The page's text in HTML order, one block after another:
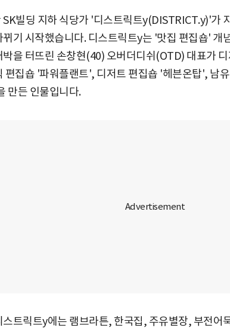
SK빌딩 지하 식당가 '디스트릭트y(DISTRICT.y)'가
뀌기 시작했습니다. 디스트릭트y는 '맛집 편집숍' 개
박을 터뜨린 손창현(40) 오버더디쉬(OTD) 대표가
편집숍 '파워플랜트', 디저트 편집숍 '헤븐온탑', 남
만든 인물입니다.
스트릭트y에는 램브라튼, 한국집, 주유별장, 부전어